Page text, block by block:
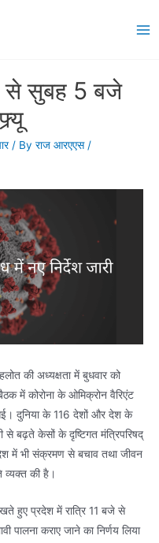
से सुबह 5 बजे
/ By राज आरएएस /
की अध्यक्षता में बुधवार को
में कोरोना के ओमिक्रोन वैरिएंट
दुनिया के 116 देशों और देश के
बढ़ते केसों के दृष्टिगत मंत्रिपरिषद्
में भी संक्रमण से बचाव तथा जीवन
व्यक्त की है।
हुए प्रदेश में रात्रि 11 बजे से
कराए जाने का निर्णय लिया